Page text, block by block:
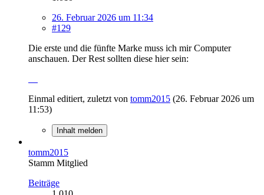
26. Februar 2026 um 11:34
#129
Die erste und die fünfte Marke muss ich mir Computer
anschauen. Der Rest sollten diese hier sein:
Einmal editiert, zuletzt von tomm2015 (26. Februar 2026 um
11:53)
Inhalt melden
tomm2015
Stamm Mitglied
Beiträge